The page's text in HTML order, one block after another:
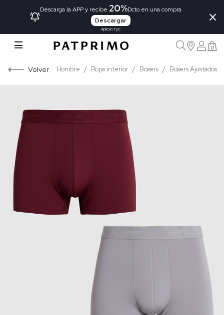
Descarga la APP y recibe 20%Dcto en una compra
Descargar
Aplican TyC
×
0
Volver Hombre Ropa interior Boxers Boxers Ajustados